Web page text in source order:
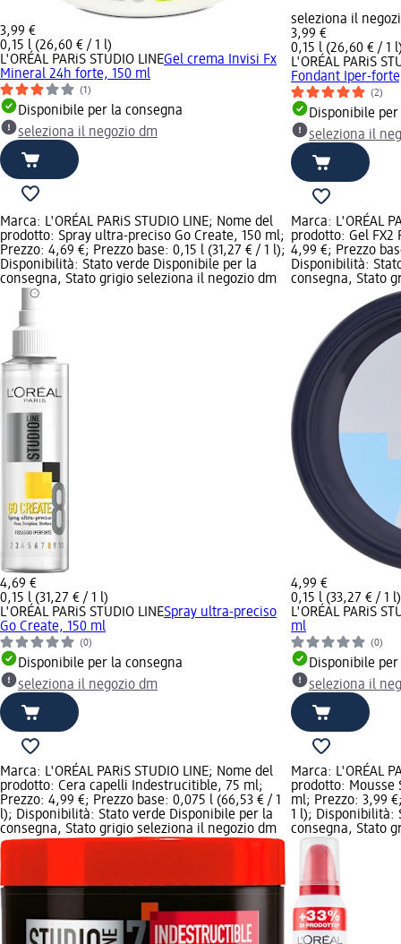
3,99 €
0,15 l (26,60 € / 1 l)
L'ORÉAL PARiS STUDIO LINEGel crema Invisi Fx
Mineral 24h forte, 150 ml
(1)
Disponibile per la consegna
seleziona il negozio dm
seleziona il
3,99 €
0,15 l (26,60 € / 1
L'ORÉAL PARiS
Fondant Iper-
(2)
Disponibile
seleziona il
Marca: L'ORÉAL PARiS STUDIO LINE; Nome del
prodotto: Spray ultra-preciso Go Create, 150 ml;
Prezzo: 4,69 €; Prezzo base: 0,15 l (31,27 € / 1 l);
Disponibilità: Stato verde Disponibile per la
consegna, Stato grigio seleziona il negozio dm
4,69 €
0,15 l (31,27 € / 1 l)
L'ORÉAL PARiS STUDIO LINESpray ultra-preciso
Go Create, 150 ml
(0)
Disponibile per la consegna
seleziona il negozio dm
Marca: L'ORÉAL
prodotto: Gel FX2
4,99 €; Prezzo
Disponibilità:
consegna, Stato
4,99 €
0,15 l (33,27 € / 1 l)
L'ORÉAL PARiS
ml
(0)
Disponibile
seleziona il
Marca: L'ORÉAL PARiS STUDIO LINE; Nome del
prodotto: Cera capelli Indestrucitible, 75 ml;
Prezzo: 4,99 €; Prezzo base: 0,075 l (66,53 € / 1
l); Disponibilità: Stato verde Disponibile per la
consegna, Stato grigio seleziona il negozio dm
Marca: L'ORÉAL
prodotto: Mousse
ml; Prezzo: 3,99
1 l); Disponibilità:
consegna, Stato